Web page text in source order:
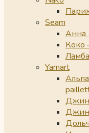
Seam
Анна
Коко
Yarnart